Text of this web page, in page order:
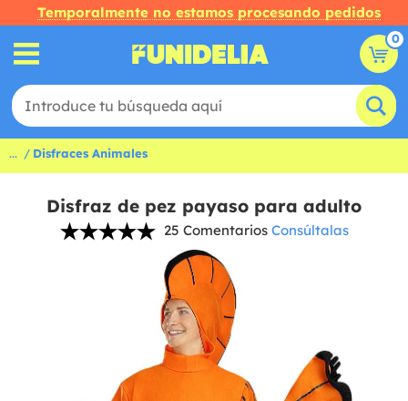
Temporalmente no estamos procesando pedidos
0
... Disfraces Animales
Disfraz de pez payaso para adulto
25 Comentarios Consúltalas